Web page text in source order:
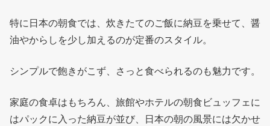
特に日本の朝食では、炊きたてのご飯に納豆を乗せて、醤
油やからしを少し加えるのが定番のスタイル。
シンプルで飽きがこず、さっと食べられるのも魅力です。
家庭の食卓はもちろん、旅館やホテルの朝食ビュッフェに
はパックに入った納豆が並び、日本の朝の風景には欠かせ